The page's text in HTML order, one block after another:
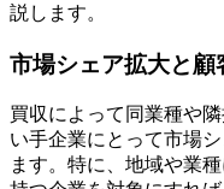
説します。
市場シェア拡大と顧
買収によって同業種や
い手企業にとって市場
ます。特に、地域や業